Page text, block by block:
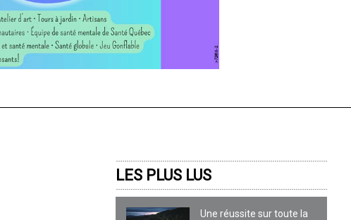
LES PLUS LUS
Une réussite sur toute la